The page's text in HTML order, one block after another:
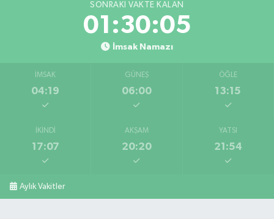
SONRAKI VAKTE KALAN
01:30:05
İmsak Namazı
İMSAK
04:19
GÜNEŞ
06:00
ÖĞLE
13:15
İKINDI
17:07
AKŞAM
20:20
YATSI
21:54
Aylık Vakitler